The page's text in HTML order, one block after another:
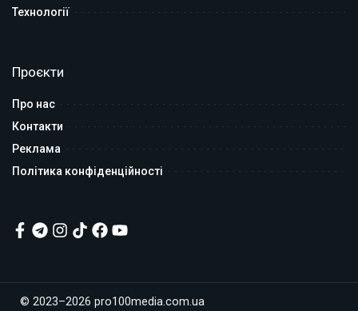
Технології
Проєкти
Про нас
Контакти
Реклама
Політика конфіденційності
© 2023–2026 pro100media.com.ua